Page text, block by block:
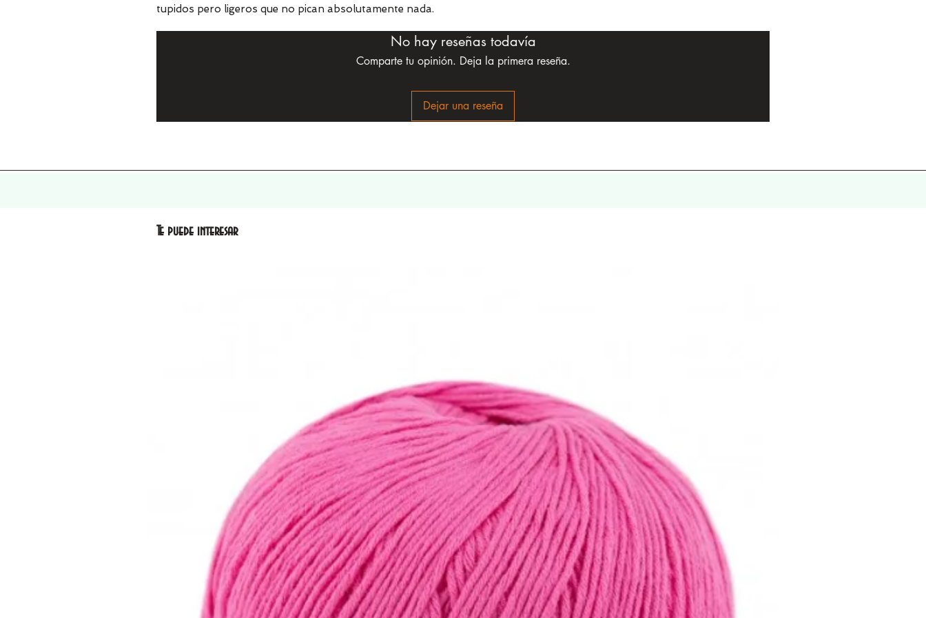
tupidos pero ligeros que no pican absolutamente nada.
No hay reseñas todavía
Comparte tu opinión. Deja la primera reseña.
Dejar una reseña
Te puede interesar